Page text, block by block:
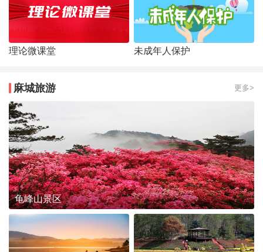
理论微课堂 未成年人保护
麻城旅游 更多>
龟峰山景区